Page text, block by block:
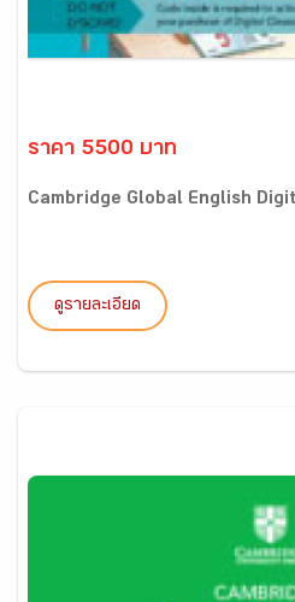
ราคา 5500 บาท
Cambridge Global English
ดูรายละเอียด